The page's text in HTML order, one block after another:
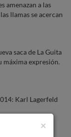
amenazan a las
llamas se acercan
saca de La Guita
máxima expresión.
Karl Lagerfeld
×